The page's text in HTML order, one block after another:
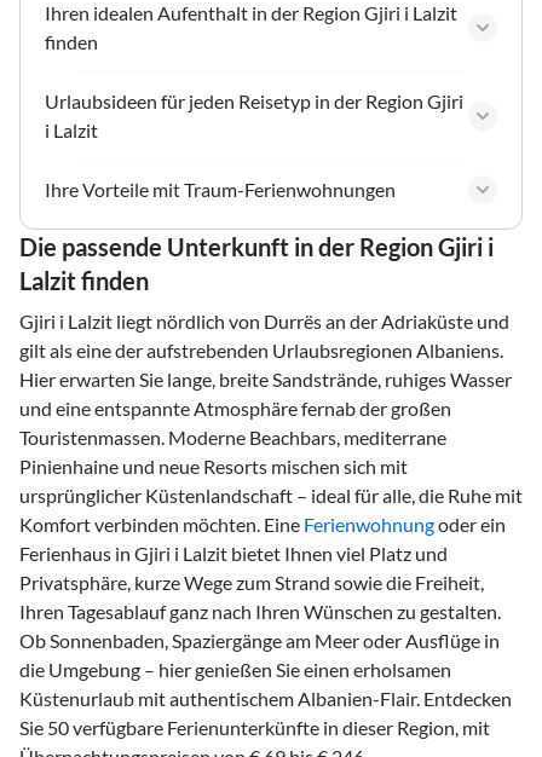
Ihren idealen Aufenthalt in der Region Gjiri i Lalzit
finden
Urlaubsideen für jeden Reisetyp in der Region Gjiri
i Lalzit
Ihre Vorteile mit Traum-Ferienwohnungen
Die passende Unterkunft in der Region Gjiri i
Lalzit finden
Gjiri i Lalzit liegt nördlich von Durrës an der Adriaküste und
gilt als eine der aufstrebenden Urlaubsregionen Albaniens.
Hier erwarten Sie lange, breite Sandstrände, ruhiges Wasser
und eine entspannte Atmosphäre fernab der großen
Touristenmassen. Moderne Beachbars, mediterrane
Pinienhaine und neue Resorts mischen sich mit
ursprünglicher Küstenlandschaft – ideal für alle, die Ruhe mit
Komfort verbinden möchten. Eine Ferienwohnungoder ein
Ferienhaus in Gjiri i Lalzit bietet Ihnen viel Platz und
Privatsphäre, kurze Wege zum Strand sowie die Freiheit,
Ihren Tagesablauf ganz nach Ihren Wünschen zu gestalten.
Ob Sonnenbaden, Spaziergänge am Meer oder Ausflüge in
die Umgebung – hier genießen Sie einen erholsamen
Küstenurlaub mit authentischem Albanien-Flair. Entdecken
Sie 50 verfügbare Ferienunterkünfte in dieser Region, mit